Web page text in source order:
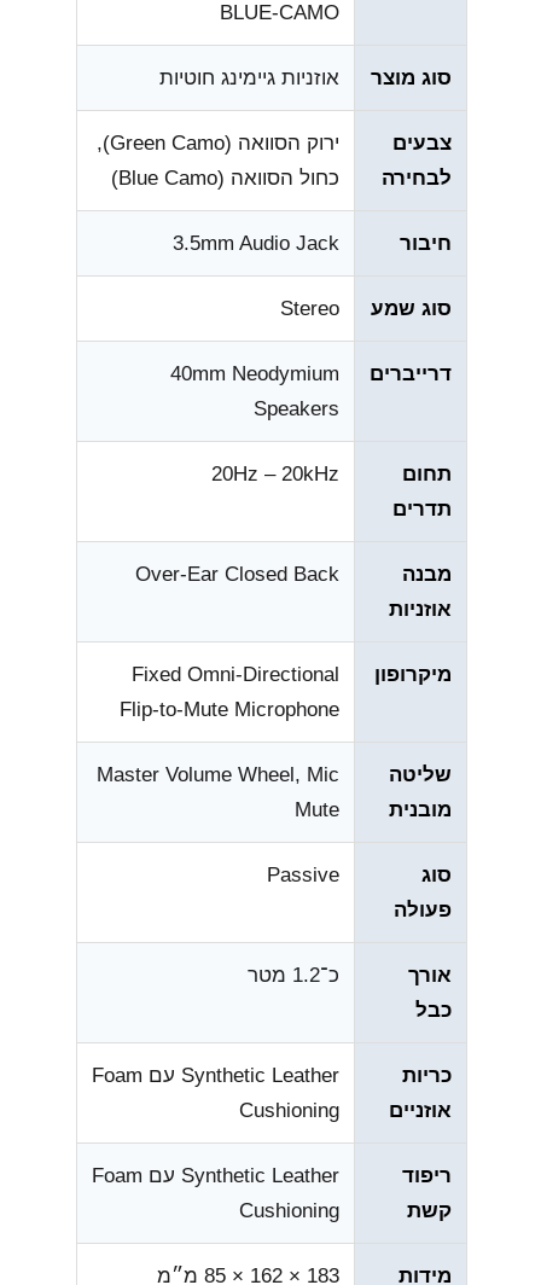
BLUE-CAMO
סוג מוצר אוזניות גיימינג חוטיות
צבעים
לבחירה
ירוק הסוואה (Green Camo),
כחול הסוואה (Blue Camo)
חיבור 3.5mm Audio Jack
סוג שמע Stereo
דרייברים
40mm Neodymium
Speakers
תחום
תדרים
20Hz – 20kHz
מבנה
אוזניות
Over-Ear Closed Back
מיקרופון
Fixed Omni-Directional
Flip-to-Mute Microphone
שליטה
מובנית
Master Volume Wheel, Mic
Mute
סוג
פעולה
Passive
אורך
כבל
כ־1.2 מטר
כריות
אוזניים
Synthetic Leather עם Foam
Cushioning
ריפוד
קשת
Synthetic Leather עם Foam
Cushioning
מידות 183 × 162 × 85 מ״מ